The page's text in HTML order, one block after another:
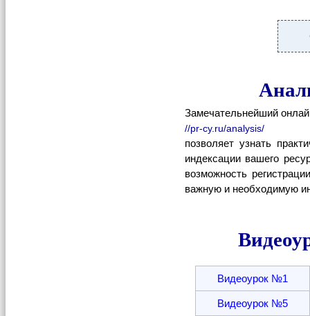
Замечательнейший
//pr-cy.ru/analysis/
позволяет узнать
индексации вашего
возможность
важную и необходимую
Видеоурок №1
Видеоурок №5